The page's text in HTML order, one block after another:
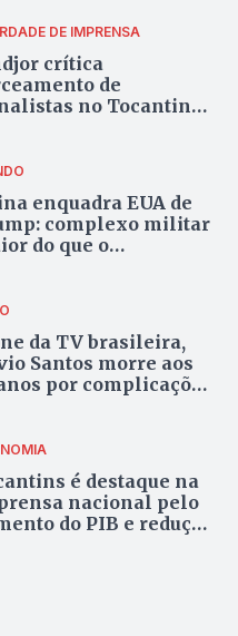
DE IMPRENSA
crítica
de
no Tocantins
enquadra EUA de
complexo militar
do que o
da TV brasileira,
Santos morre aos
por complicações
é destaque na
nacional pelo
do PIB e redução